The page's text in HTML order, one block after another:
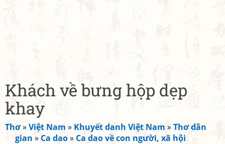
Khách về bưng hộp dẹp
khay
Thơ»Việt Nam » Khuyết danh Việt Nam »Thơ dân
gian » Ca dao» Ca dao về con người, xã hội